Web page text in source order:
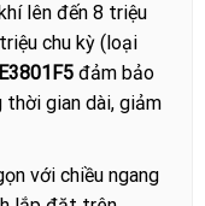
lên đến 8 triệu
chu kỳ (loại
đảm bảo
thời gian dài, giảm
với chiều ngang